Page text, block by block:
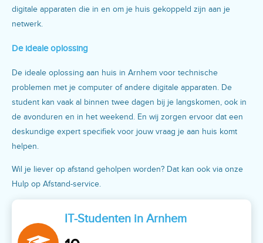
digitale apparaten die in en om je huis gekoppeld zijn aan je
netwerk.
De ideale oplossing
De ideale oplossing aan huis in Arnhem voor technische
problemen met je computer of andere digitale apparaten. De
student kan vaak al binnen twee dagen bij je langskomen, ook in
de avonduren en in het weekend. En wij zorgen ervoor dat een
deskundige expert specifiek voor jouw vraag je aan huis komt
helpen.
Wil je liever op afstand geholpen worden? Dat kan ook via onze
Hulp op Afstand-service.
IT-Studenten in Arnhem